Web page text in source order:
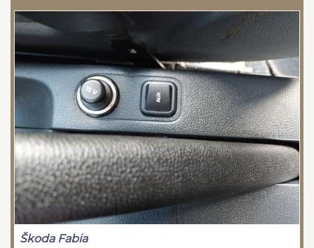
Škoda Fabia